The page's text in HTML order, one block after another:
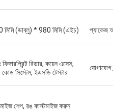
(ডাব্লু) * 980 মিমি (এইচ) প্যাকেজ
রিডার, কয়েন এসেস,
সিস্টেম, ইএসডি টেস্টার
যোগাযোগ
শেপ, রঙ কাস্টমাইজ করুন